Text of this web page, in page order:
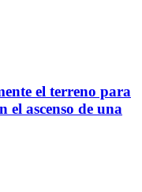
el terreno para
el ascenso de una